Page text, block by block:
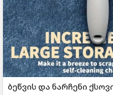
ბეწვის და ნარჩენი